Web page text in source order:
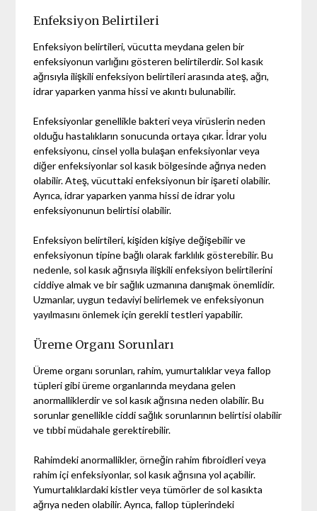
Enfeksiyon Belirtileri
Enfeksiyon belirtileri, vücutta meydana gelen bir
enfeksiyonun varlığını gösteren belirtilerdir. Sol kasık
ağrısıyla ilişkili enfeksiyon belirtileri arasında ateş, ağrı,
idrar yaparken yanma hissi ve akıntı bulunabilir.
Enfeksiyonlar genellikle bakteri veya virüslerin neden
olduğu hastalıkların sonucunda ortaya çıkar. İdrar yolu
enfeksiyonu, cinsel yolla bulaşan enfeksiyonlar veya
diğer enfeksiyonlar sol kasık bölgesinde ağrıya neden
olabilir. Ateş, vücuttaki enfeksiyonun bir işareti olabilir.
Ayrıca, idrar yaparken yanma hissi de idrar yolu
enfeksiyonunun belirtisi olabilir.
Enfeksiyon belirtileri, kişiden kişiye değişebilir ve
enfeksiyonun tipine bağlı olarak farklılık gösterebilir. Bu
nedenle, sol kasık ağrısıyla ilişkili enfeksiyon belirtilerini
ciddiye almak ve bir sağlık uzmanına danışmak önemlidir.
Uzmanlar, uygun tedaviyi belirlemek ve enfeksiyonun
yayılmasını önlemek için gerekli testleri yapabilir.
Üreme Organı Sorunları
Üreme organı sorunları, rahim, yumurtalıklar veya fallop
tüpleri gibi üreme organlarında meydana gelen
anormalliklerdir ve sol kasık ağrısına neden olabilir. Bu
sorunlar genellikle ciddi sağlık sorunlarının belirtisi olabilir
ve tıbbi müdahale gerektirebilir.
Rahimdeki anormallikler, örneğin rahim fibroidleri veya
rahim içi enfeksiyonlar, sol kasık ağrısına yol açabilir.
Yumurtalıklardaki kistler veya tümörler de sol kasıkta
ağrıya neden olabilir. Ayrıca, fallop tüplerindeki